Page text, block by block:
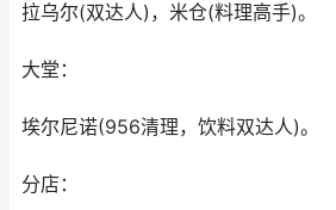
拉乌尔(双达人)，米仓(料理高手)。
大堂：
埃尔尼诺(956清理，饮料双达人)。
分店：